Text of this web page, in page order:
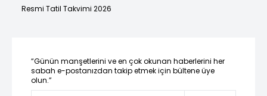
Resmi Tatil Takvimi 2026
“Günün manşetlerini ve en çok okunan haberlerini her
sabah e-postanızdan takip etmek için bültene üye
olun.”